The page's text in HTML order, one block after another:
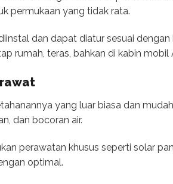
permukaan yang tidak rata.
dan dapat diatur sesuai
rumah, teras, bahkan di kabin mobil
yang luar biasa dan
dan bocoran air.
perawatan khusus seperti solar
optimal.